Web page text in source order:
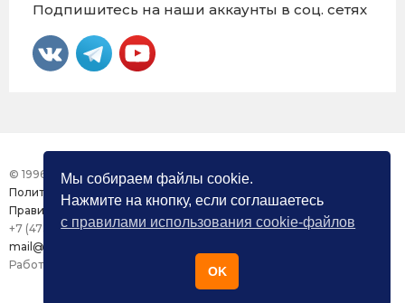
Подпишитесь на наши аккаунты в соц. сетях
© 1996 – 2026 Фонд «Центр Защиты Прав СМИ»
Политика конфиденциальности
Правила использования сайта
+7 (473) 277-82-26
mail@mmdc.ru
Работа сайта поддерживается ООО «Медиазащита»
Мы собираем файлы cookie.
Нажмите на кнопку, если соглашаетесь
с правилами использования cookie-файлов
OK